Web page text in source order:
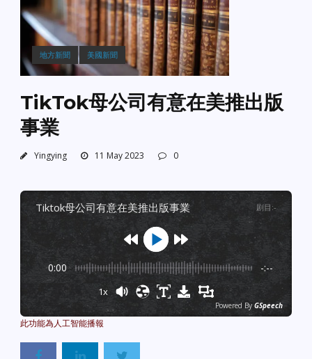
地方新聞 美國新聞
TikTok母公司有意在美推出版
事業
Yingying 11 May 2023 0
tiktok母公司有意在美推出版事業 剧目 :-
0:00 -:--
1x
Powered By GSpeech